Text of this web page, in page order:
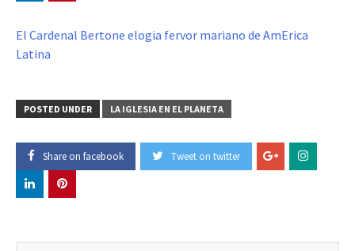
El Cardenal Bertone elogia fervor mariano de AmErica
Latina
POSTED UNDER LA IGLESIA EN EL PLANETA
Share on facebook Tweet on twitter